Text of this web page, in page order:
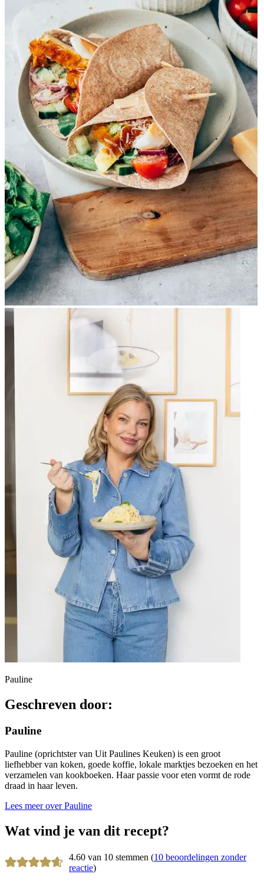
Pauline
Geschreven door:
Pauline
Pauline (oprichtster van Uit Paulines Keuken) is een groot
liefhebber van koken, goede koffie, lokale marktjes bezoeken en het
verzamelen van kookboeken. Haar passie voor eten vormt de rode
draad in haar leven.
Lees meer over Pauline
Wat vind je van dit recept?
4.60 van 10 stemmen (10 beoordelingen zonder
reactie)